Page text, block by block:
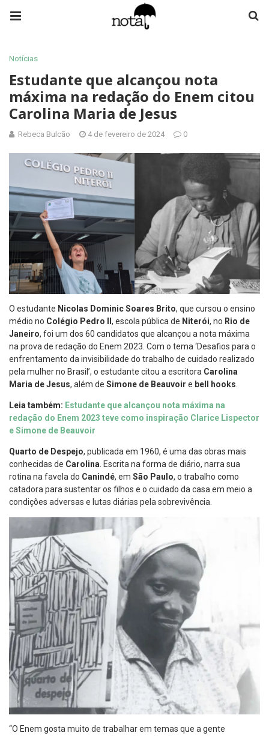
Notícias
Estudante que alcançou nota
máxima na redação do Enem citou
Carolina Maria de Jesus
Rebeca Bulcão 4 de fevereiro de 2024 0
O estudante Nicolas Dominic Soares Brito, que cursou o ensino
médio no Colégio Pedro II , escola pública de Niterói, no Rio de
Janeiro, foi um dos 60 candidatos que alcançou a nota máxima
na prova de redação do Enem 2023. Com o tema ‘Desafios para o
enfrentamento da invisibilidade do trabalho de cuidado realizado
pela mulher no Brasil’, o estudante citou a escritora Carolina
Maria de Jesus, além de Simone de Beauvoir e bell hooks
Leia também: Estudante que alcançou nota máxima na
redação do Enem 2023 teve como inspiração Clarice Lispector
e Simone de Beauvoir
Quarto de Despejo, publicada em 1960, é uma das obras mais
conhecidas de Carolina . Escrita na forma de diário, narra sua
rotina na favela do Canindé, em São Paulo, o trabalho como
catadora para sustentar os filhos e o cuidado da casa em meio a
condições adversas e lutas diárias pela sobrevivência.
“O Enem gosta muito de trabalhar em temas que a gente